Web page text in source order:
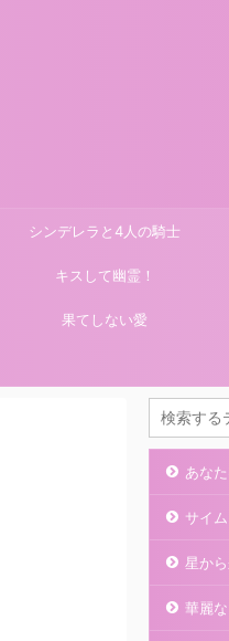
シンデレラと4人の騎士
キスして幽霊！
果てしない愛
あな
サイ
星か
華麗